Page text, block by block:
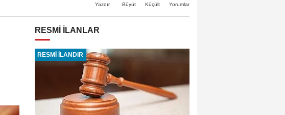
Yazdır Büyüt Küçült Yorumlar
RESMİ İLANLAR
RESMİ İLANDIR